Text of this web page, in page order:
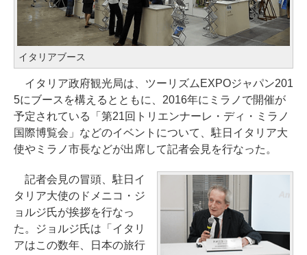
イタリアブース
イタリア政府観光局は、ツーリズムEXPOジャパン201
5にブースを構えるとともに、2016年にミラノで開催が
予定されている「第21回トリエンナーレ・ディ・ミラノ
国際博覧会」などのイベントについて、駐日イタリア大
使やミラノ市長などが出席して記者会見を行なった。
記者会見の冒頭、駐日イ
タリア大使のドメニコ・ジ
ョルジ氏が挨拶を行なっ
た。ジョルジ氏は「イタリ
アはこの数年、日本の旅行